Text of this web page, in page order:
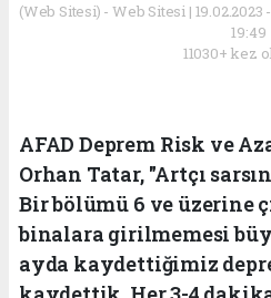
(Web Sitesi) - Web Sitesi | 19.02.2023
19:49
11030+ kez
AFAD Deprem Risk ve
Orhan Tatar, "Artçı
Bir bölümü 6 ve üzerine
binalara girilmemesi
ayda kaydettiğimiz